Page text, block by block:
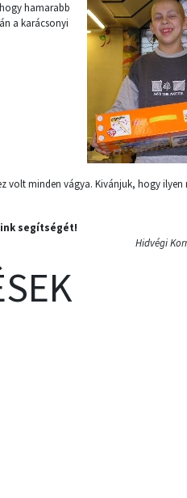
hamarabb
a karácsonyi
minden vágya. Kivánjuk, hogy ilyen
segítségét!
Hidvégi